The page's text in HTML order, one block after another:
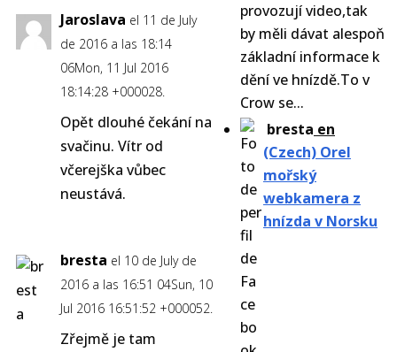
provozují video,tak
by měli dávat alespoň
základní informace k
dění ve hnízdě.To v
Crow se...
bresta en
(Czech) Orel
mořský
webkamera z
hnízda v Norsku
Jaroslava el 11 de July
de 2016 a las 18:14
06Mon, 11 Jul 2016
18:14:28 +000028.
Opět dlouhé čekání na
svačinu. Vítr od
včerejška vůbec
neustává.
bresta el 10 de July de
2016 a las 16:51 04Sun, 10
Jul 2016 16:51:52 +000052.
Zřejmě je tam